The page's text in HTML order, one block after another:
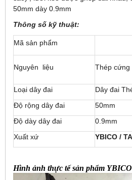
50mm dày 0.9mm
Thông số kỹ thuật:
Mã sản phẩm
Nguyên liệu Thép cứng
Loại dây đai
Dây đai
Độ rộng dây đai
50mm
Độ dày dây đai
0.9mm
Xuất xứ
YBICO /
Hình ảnh thực tế sản phẩm